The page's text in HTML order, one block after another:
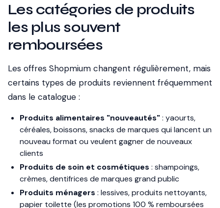
Les catégories de produits
les plus souvent
remboursées
Les offres Shopmium changent régulièrement, mais
certains types de produits reviennent fréquemment
dans le catalogue :
Produits alimentaires "nouveautés": yaourts,
céréales, boissons, snacks de marques qui lancent un
nouveau format ou veulent gagner de nouveaux
clients
Produits de soin et cosmétiques : shampoings,
crèmes, dentifrices de marques grand public
Produits ménagers : lessives, produits nettoyants,
papier toilette (les promotions 100 % remboursées